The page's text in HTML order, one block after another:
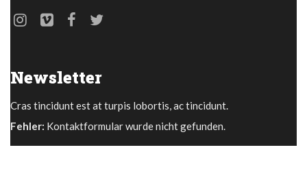
Newsletter
Cras tincidunt est at turpis lobortis, ac tincidunt.
Fehler: Kontaktformular wurde nicht gefunden.